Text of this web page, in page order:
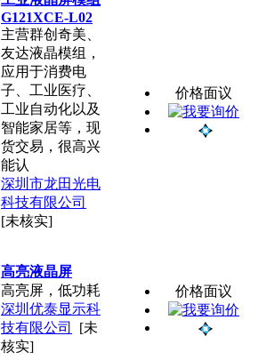
G121XCE-L02
主营群创奇美、
友达液晶模组，
应用于消费电
子、工业医疗、
工业自动化以及
智能家居等，现
货交易，很高兴
能认
深圳市龙田光电
科技有限公司
[未核实]
价格面议
高亮液晶屏
高亮屏，低功耗
深圳优泰显示科
技有限公司
[未
核实]
价格面议